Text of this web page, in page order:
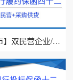
【乐山市】双民营企业/采购供货/2026年银行履约保函四十二